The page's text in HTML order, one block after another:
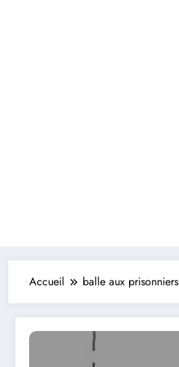
Accueil balle aux prisonniers